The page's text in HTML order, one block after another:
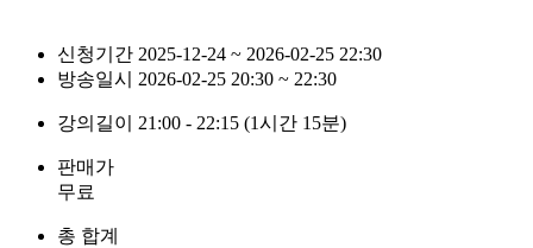
신청기간 2025-12-24 ~ 2026-02-25 22:30
방송일시
2026-02-25 20:30 ~ 22:30
강의길이 21:00 - 22:15 (1시간 15분)
판매가
무료
총 합계